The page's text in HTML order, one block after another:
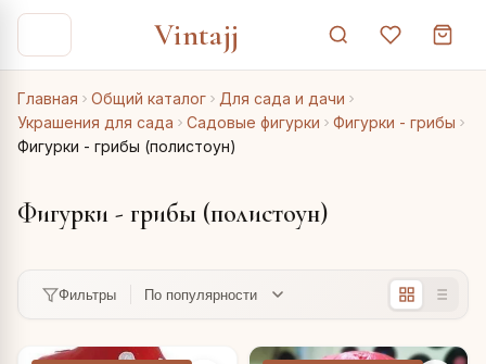
Vintajj
Главная Общий каталог
Для сада и дачи
Украшения для сада
Садовые фигурки
Фигурки - грибы
Фигурки - грибы (полистоун)
Фигурки - грибы (полистоун)
Фильтры